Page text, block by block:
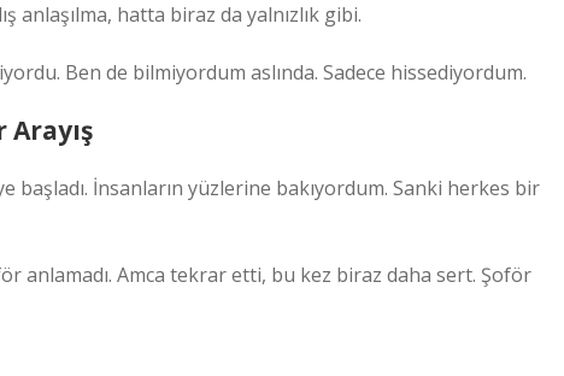
anlaşılma, hatta biraz da yalnızlık gibi.
Ben de bilmiyordum aslında. Sadece hissediyordum.
Arayış
başladı. İnsanların yüzlerine bakıyordum. Sanki herkes bir
anlamadı. Amca tekrar etti, bu kez biraz daha sert. Şoför